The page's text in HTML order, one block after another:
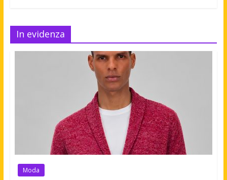
In evidenza
Moda